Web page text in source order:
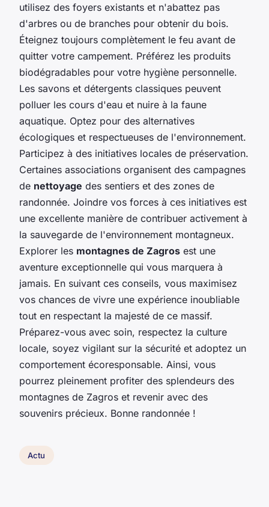
utilisez des foyers existants et n'abattez pas
d'arbres ou de branches pour obtenir du bois.
Éteignez toujours complètement le feu avant de
quitter votre campement. Préférez les produits
biodégradables pour votre hygiène personnelle.
Les savons et détergents classiques peuvent
polluer les cours d'eau et nuire à la faune
aquatique. Optez pour des alternatives
écologiques et respectueuses de l'environnement.
Participez à des initiatives locales de préservation.
Certaines associations organisent des campagnes
de nettoyage des sentiers et des zones de
randonnée. Joindre vos forces à ces initiatives est
une excellente manière de contribuer activement à
la sauvegarde de l'environnement montagneux.
Explorer les montagnes de Zagros est une
aventure exceptionnelle qui vous marquera à
jamais. En suivant ces conseils, vous maximisez
vos chances de vivre une expérience inoubliable
tout en respectant la majesté de ce massif.
Préparez-vous avec soin, respectez la culture
locale, soyez vigilant sur la sécurité et adoptez un
comportement écoresponsable. Ainsi, vous
pourrez pleinement profiter des splendeurs des
montagnes de Zagros et revenir avec des
souvenirs précieux. Bonne randonnée !
Actu